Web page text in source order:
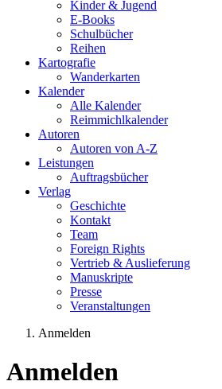
Kinder & Jugend
E-Books
Schulbücher
Reihen
Kartografie
Wanderkarten
Kalender
Alle Kalender
Reimmichlkalender
Autoren
Autoren von A-Z
Leistungen
Auftragsbücher
Verlag
Geschichte
Kontakt
Team
Foreign Rights
Vertrieb & Auslieferung
Manuskripte
Presse
Veranstaltungen
Anmelden
Anmelden